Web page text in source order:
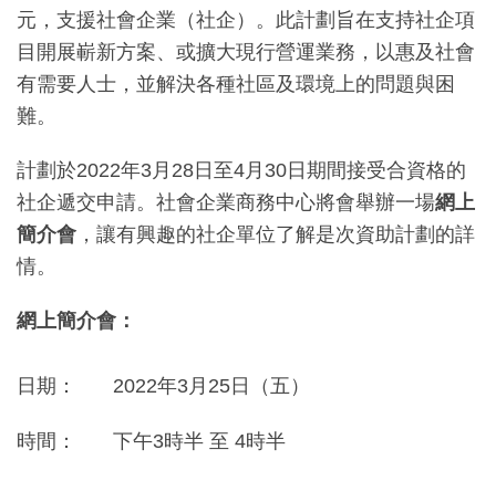
元，支援社會企業（社企）。此計劃旨在支持社企項
目開展嶄新方案、或擴大現行營運業務，以惠及社會
有需要人士，並解決各種社區及環境上的問題與困
難。
計劃於2022年3月28日至4月30日期間接受合資格的
社企遞交申請。社會企業商務中心將會舉辦一場網上
簡介會 ，讓有興趣的社企單位了解是次資助計劃的詳
情。
網上簡介會：
日期： 2022年3月25日（五）
時間： 下午3時半 至 4時半